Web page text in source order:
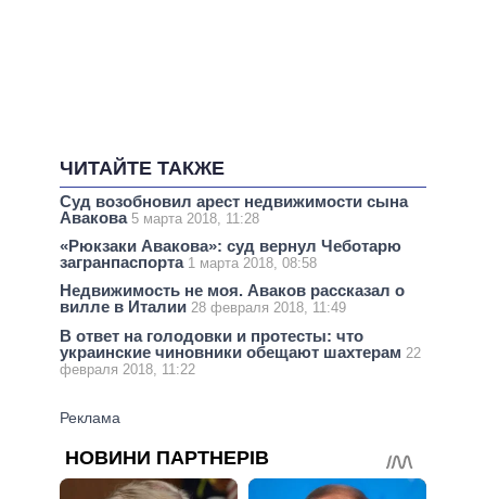
ЧИТАЙТЕ ТАКЖЕ
Суд возобновил арест недвижимости сына
Авакова 5 марта 2018, 11:28
«Рюкзаки Авакова»: суд вернул Чеботарю
загранпаспорта 1 марта 2018, 08:58
Недвижимость не моя. Аваков рассказал о
вилле в Италии 28 февраля 2018, 11:49
В ответ на голодовки и протесты: что
украинские чиновники обещают шахтерам 22
февраля 2018, 11:22